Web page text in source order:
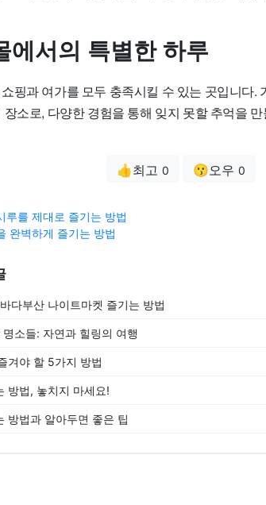
에서의 특별한 하루
핑과 여가를 모두 충족시킬 수 있는 곳입니다.
소로, 다양한 경험을 통해 잊지 못할 추억을
👍최고 0 😗오우 0
루를 제대로 즐기는 방법
완벽하게 즐기는 방법
다부산 나이트마켓 즐기는 방법
소들: 자연과 힐링의 여행
겨야 할 5가지 방법
방법, 놓치지 마세요!
방법과 알아두면 좋은 팁